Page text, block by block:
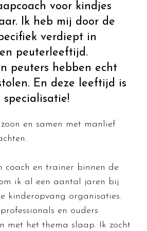
voor kindjes
Ik heb mij door de
verdiept in
peuterleeftijd.
peuters hebben echt
En deze leeftijd is
en samen met manlief
.
coach en trainer binnen de
ik al een aantal jaren bij
kinderopvang organisaties.
en ouders
met het thema slaap. Ik zocht